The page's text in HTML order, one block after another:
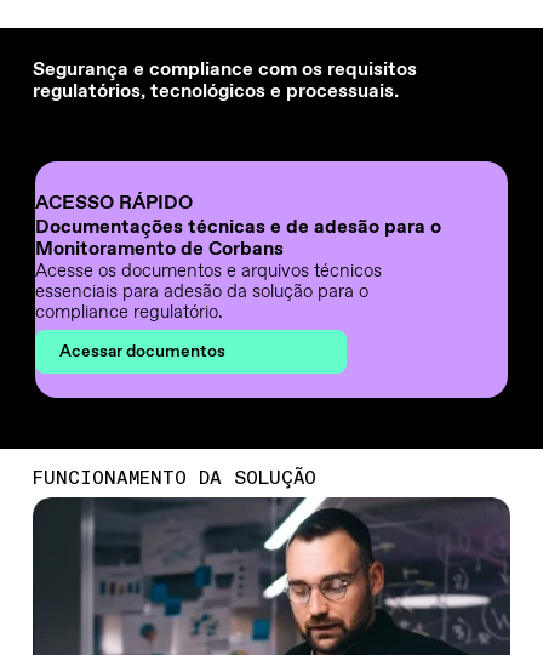
Segurança e compliance com os requisitos
regulatórios, tecnológicos e processuais.
ACESSO RÁPIDO
Documentações técnicas e de adesão para o
Monitoramento de Corbans
Acesse os documentos e arquivos técnicos
essenciais para adesão da solução para o
compliance regulatório.
Acessar documentos
FUNCIONAMENTO DA SOLUÇÃO